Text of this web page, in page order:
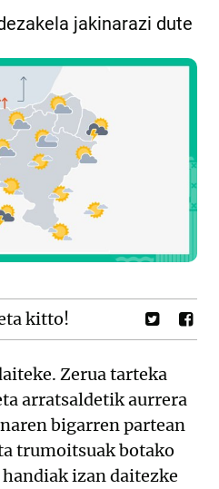
jakinarazi dute
kitto!
Zerua tarteka
arratsaldetik aurrera
bigarren partean
trumoitsuak botako
izan daitezke